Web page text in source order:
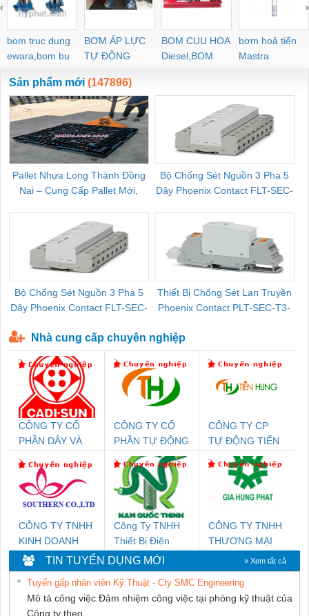
bom truc dung
ewara,bom bu
ewara
BƠM ÁP LỰC
TỰ ĐỘNG
BOM CUU HOA
Diesel,BOM
CHUA CHAY
bơm hoả tiển
Mastra
‹ ›
Sản phẩm mới (147896)
Pallet Nhựa Long Thành Đồng
Nai – Cung Cấp Pallet Mới,
Bộ Chống Sét Nguồn 3 Pha 5
Dây Phoenix Contact FLT-SEC-
Bộ Chống Sét Nguồn 3 Pha 5
Dây Phoenix Contact FLT-SEC-
Thiết Bị Chống Sét Lan Truyền
Phoenix Contact PLT-SEC-T3-
Nhà cung cấp chuyên nghiệp
CÔNG TY CỔ
PHẦN DÂY VÀ
THƯỢNG ĐÌNH
CÔNG TY CỔ
PHẦN TỰ ĐỘNG
TIẾN HƯNG
CÔNG TY CP
TỰ ĐỘNG TIẾN
HƯNG
CÔNG TY TNHH
KINH DOANH
DỊCH VỤ XNK
PHƯƠNG NAM
Công Ty TNHH
Thiết Bị Điện
Nam Quốc Thịnh
CÔNG TY TNHH
THƯƠNG MẠI
DỊCH VỤ KỸ
THUẬT ĐIỆN CƠ
GIA HƯNG
PHÁT
TIN TUYỂN DỤNG MỚI » Xem tất cả
Tuyển gấp nhân viên Kỹ Thuật - Cty SMC Engineering
Mô tả công việc Đảm nhiệm công việc tại phòng kỹ thuật của
Công ty theo...